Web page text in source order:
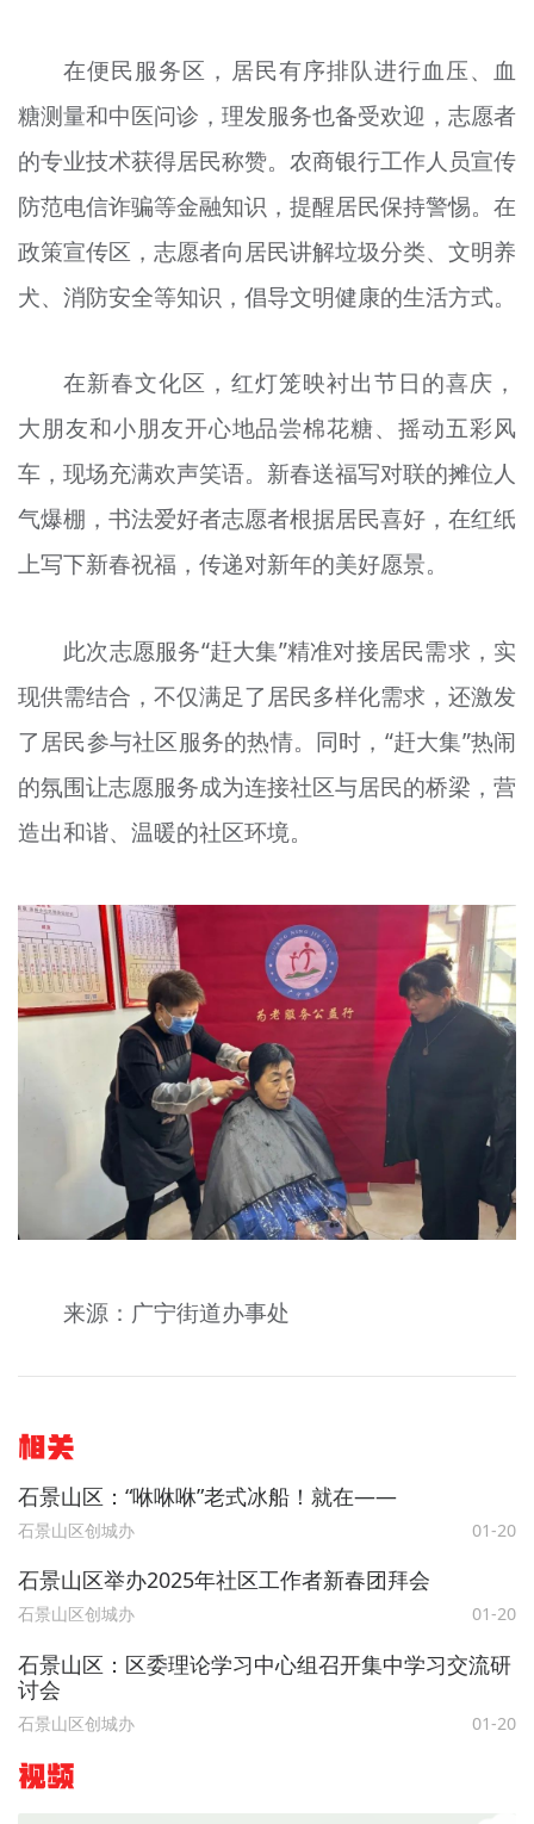
在便民服务区，居民有序排队进行血压、血
糖测量和中医问诊，理发服务也备受欢迎，志愿者
的专业技术获得居民称赞。农商银行工作人员宣传
防范电信诈骗等金融知识，提醒居民保持警惕。在
政策宣传区，志愿者向居民讲解垃圾分类、文明养
犬、消防安全等知识，倡导文明健康的生活方式。
在新春文化区，红灯笼映衬出节日的喜庆，
大朋友和小朋友开心地品尝棉花糖、摇动五彩风
车，现场充满欢声笑语。新春送福写对联的摊位人
气爆棚，书法爱好者志愿者根据居民喜好，在红纸
上写下新春祝福，传递对新年的美好愿景。
此次志愿服务“赶大集”精准对接居民需求，实
现供需结合，不仅满足了居民多样化需求，还激发
了居民参与社区服务的热情。同时，“赶大集”热闹
的氛围让志愿服务成为连接社区与居民的桥梁，营
造出和谐、温暖的社区环境。
来源：广宁街道办事处
相关
石景山区：“咻咻咻”老式冰船！就在——
石景山区创城办 01-20
石景山区举办2025年社区工作者新春团拜会
石景山区创城办 01-20
石景山区：区委理论学习中心组召开集中学习交流研
讨会
石景山区创城办 01-20
视频